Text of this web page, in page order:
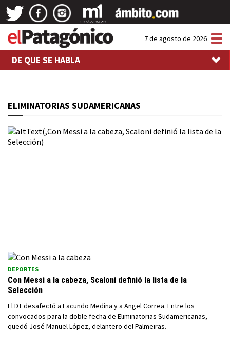
7 de agosto de 2026
DE QUE SE HABLA
ELIMINATORIAS SUDAMERICANAS
DEPORTES
Con Messi a la cabeza, Scaloni definió la lista de la
Selección
El DT desafectó a Facundo Medina y a Angel Correa. Entre los
convocados para la doble fecha de Eliminatorias Sudamericanas,
quedó José Manuel López, delantero del Palmeiras.